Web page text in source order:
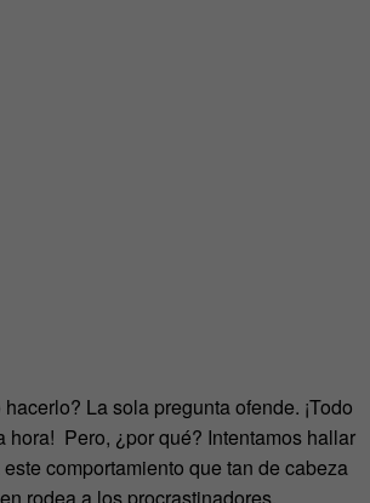
La sola pregunta ofende. ¡Todo
hora! Pero, ¿por qué? Intentamos hallar
comportamiento que tan de cabeza